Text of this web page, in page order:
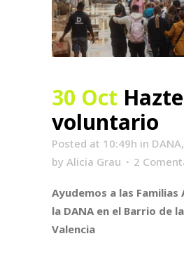
30 Oct Hazte
voluntario
Posted at 10:49h in DANA,
by Alicia Grau 2
Ayudemos a las
la DANA en el Barrio de
Valencia